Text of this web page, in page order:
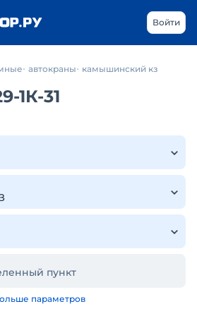
Войти
автокраны камышинский кз
1К-31
пункт
параметров